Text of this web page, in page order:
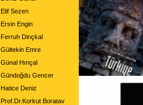
Elif Sezen
Ersin Engin
Ferruh Dinçkal
Gültekin Emre
Günal Hınçal
Gündoğdu Gencer
Hatice Deniz
Prof.Dr.Korkut Boratav